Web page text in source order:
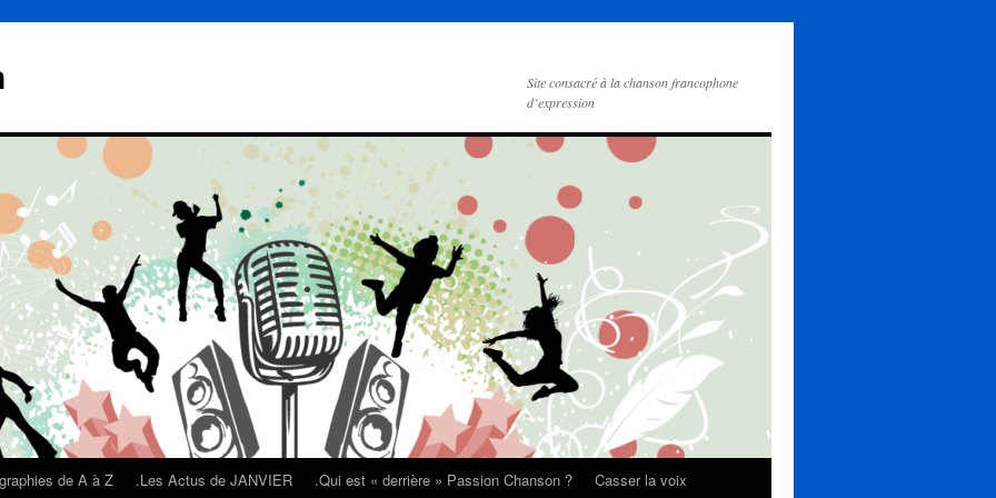
Site consacré à la chanson francophone
d’expression
de A à Z .Les Actus de JANVIER .Qui est « derrière » Passion Chanson ?
Casser la voix